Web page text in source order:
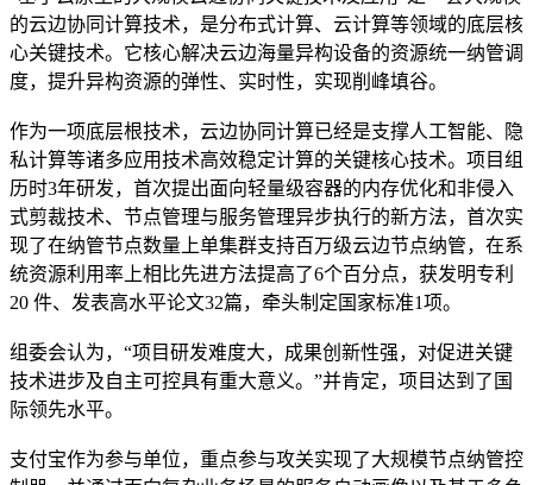
的云边协同计算技术，是分布式计算、云计算等领域的底层核
心关键技术。它核心解决云边海量异构设备的资源统一纳管调
度，提升异构资源的弹性、实时性，实现削峰填谷。
作为一项底层根技术，云边协同计算已经是支撑人工智能、隐
私计算等诸多应用技术高效稳定计算的关键核心技术。项目组
历时3年研发，首次提出面向轻量级容器的内存优化和非侵入
式剪裁技术、节点管理与服务管理异步执行的新方法，首次实
现了在纳管节点数量上单集群支持百万级云边节点纳管，在系
统资源利用率上相比先进方法提高了6个百分点，获发明专利
20 件、发表高水平论文32篇，牵头制定国家标准1项。
组委会认为，“项目研发难度大，成果创新性强，对促进关键
技术进步及自主可控具有重大意义。”并肯定，项目达到了国
际领先水平。
支付宝作为参与单位，重点参与攻关实现了大规模节点纳管控